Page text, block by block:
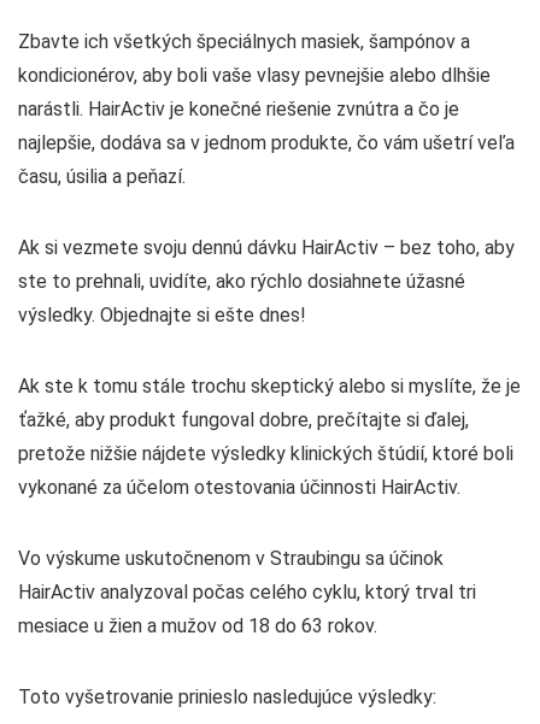
Zbavte ich všetkých špeciálnych masiek, šampónov a
kondicionérov, aby boli vaše vlasy pevnejšie alebo dlhšie
narástli. HairActiv je konečné riešenie zvnútra a čo je
najlepšie, dodáva sa v jednom produkte, čo vám ušetrí veľa
času, úsilia a peňazí.
Ak si vezmete svoju dennú dávku HairActiv – bez toho, aby
ste to prehnali, uvidíte, ako rýchlo dosiahnete úžasné
výsledky. Objednajte si ešte dnes!
Ak ste k tomu stále trochu skeptický alebo si myslíte, že je
ťažké, aby produkt fungoval dobre, prečítajte si ďalej,
pretože nižšie nájdete výsledky klinických štúdií, ktoré boli
vykonané za účelom otestovania účinnosti HairActiv.
Vo výskume uskutočnenom v Straubingu sa účinok
HairActiv analyzoval počas celého cyklu, ktorý trval tri
mesiace u žien a mužov od 18 do 63 rokov.
Toto vyšetrovanie prinieslo nasledujúce výsledky: